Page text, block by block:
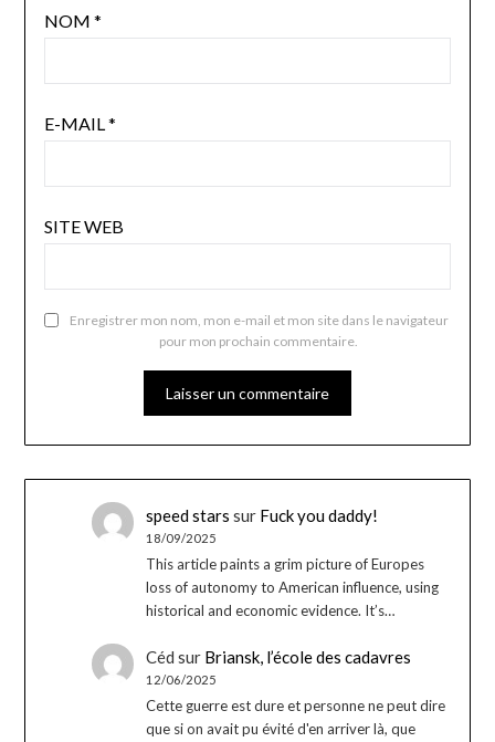
NOM *
E-MAIL *
SITE WEB
Enregistrer mon nom, mon e-mail et mon site dans le navigateur
pour mon prochain commentaire.
speed stars sur Fuck you daddy!
18/09/2025
This article paints a grim picture of Europes
loss of autonomy to American influence, using
historical and economic evidence. It’s…
Céd sur Briansk, l’école des cadavres
12/06/2025
Cette guerre est dure et personne ne peut dire
que si on avait pu évité d'en arriver là, que